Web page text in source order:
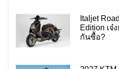
Italjet
Edition เจ๋
กันซื้อ?